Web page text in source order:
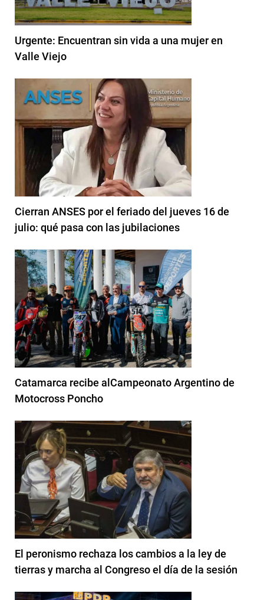
Urgente: Encuentran sin vida a una mujer en
Valle Viejo
Cierran ANSES por el feriado del jueves 16 de
julio: qué pasa con las jubilaciones
Catamarca recibe alCampeonato Argentino de
Motocross Poncho
El peronismo rechaza los cambios a la ley de
tierras y marcha al Congreso el día de la sesión